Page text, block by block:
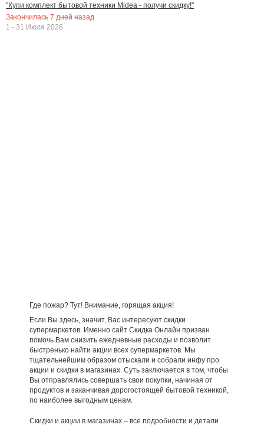
"Купи комплект бытовой техники Midea - получи скидку!"
Закончилась 7 дней назад
1 - 31 Июля 2026
Где пожар? Тут! Внимание, горящая акция!
Если Вы здесь, значит, Вас интересуют скидки
супермаркетов. Именно сайт Скидка Онлайн призван
помочь Вам снизить ежедневные расходы и позволит
быстренько найти акции всех супермаркетов. Мы
тщательнейшим образом отыскали и собрали инфу про
акции и скидки в магазинах. Суть заключается в том, чтобы
Вы отправлялись совершать свои покупки, начиная от
продуктов и заканчивая дорогостоящей бытовой техникой,
по наиболее выгодным ценам.
Скидки и акции в магазинах – все подробности и детали